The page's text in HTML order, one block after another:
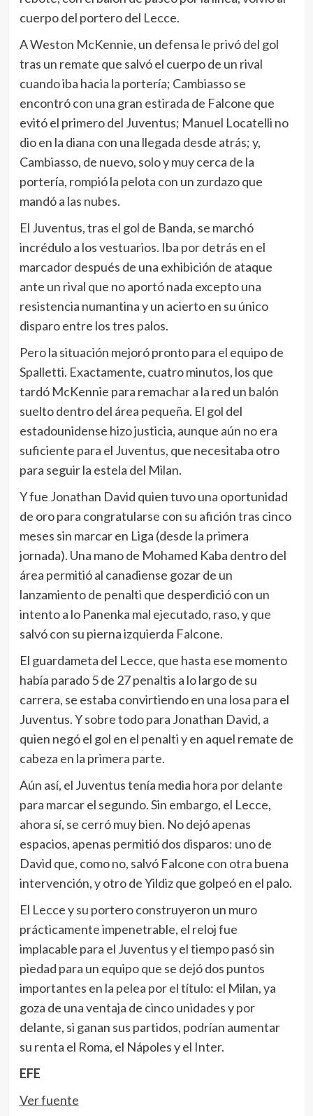
cuerpo del portero del Lecce.
A Weston McKennie, un defensa le privó del gol
tras un remate que salvó el cuerpo de un rival
cuando iba hacia la portería; Cambiasso se
encontró con una gran estirada de Falcone que
evitó el primero del Juventus; Manuel Locatelli no
dio en la diana con una llegada desde atrás; y,
Cambiasso, de nuevo, solo y muy cerca de la
portería, rompió la pelota con un zurdazo que
mandó a las nubes.
El Juventus, tras el gol de Banda, se marchó
incrédulo a los vestuarios. Iba por detrás en el
marcador después de una exhibición de ataque
ante un rival que no aportó nada excepto una
resistencia numantina y un acierto en su único
disparo entre los tres palos.
Pero la situación mejoró pronto para el equipo de
Spalletti. Exactamente, cuatro minutos, los que
tardó McKennie para remachar a la red un balón
suelto dentro del área pequeña. El gol del
estadounidense hizo justicia, aunque aún no era
suficiente para el Juventus, que necesitaba otro
para seguir la estela del Milan.
Y fue Jonathan David quien tuvo una oportunidad
de oro para congratularse con su afición tras cinco
meses sin marcar en Liga (desde la primera
jornada). Una mano de Mohamed Kaba dentro del
área permitió al canadiense gozar de un
lanzamiento de penalti que desperdició con un
intento a lo Panenka mal ejecutado, raso, y que
salvó con su pierna izquierda Falcone.
El guardameta del Lecce, que hasta ese momento
había parado 5 de 27 penaltis a lo largo de su
carrera, se estaba convirtiendo en una losa para el
Juventus. Y sobre todo para Jonathan David, a
quien negó el gol en el penalti y en aquel remate de
cabeza en la primera parte.
Aún así, el Juventus tenía media hora por delante
para marcar el segundo. Sin embargo, el Lecce,
ahora sí, se cerró muy bien. No dejó apenas
espacios, apenas permitió dos disparos: uno de
David que, como no, salvó Falcone con otra buena
intervención, y otro de Yildiz que golpeó en el palo.
El Lecce y su portero construyeron un muro
prácticamente impenetrable, el reloj fue
implacable para el Juventus y el tiempo pasó sin
piedad para un equipo que se dejó dos puntos
importantes en la pelea por el título: el Milan, ya
goza de una ventaja de cinco unidades y por
delante, si ganan sus partidos, podrían aumentar
su renta el Roma, el Nápoles y el Inter.
EFE
Ver fuente